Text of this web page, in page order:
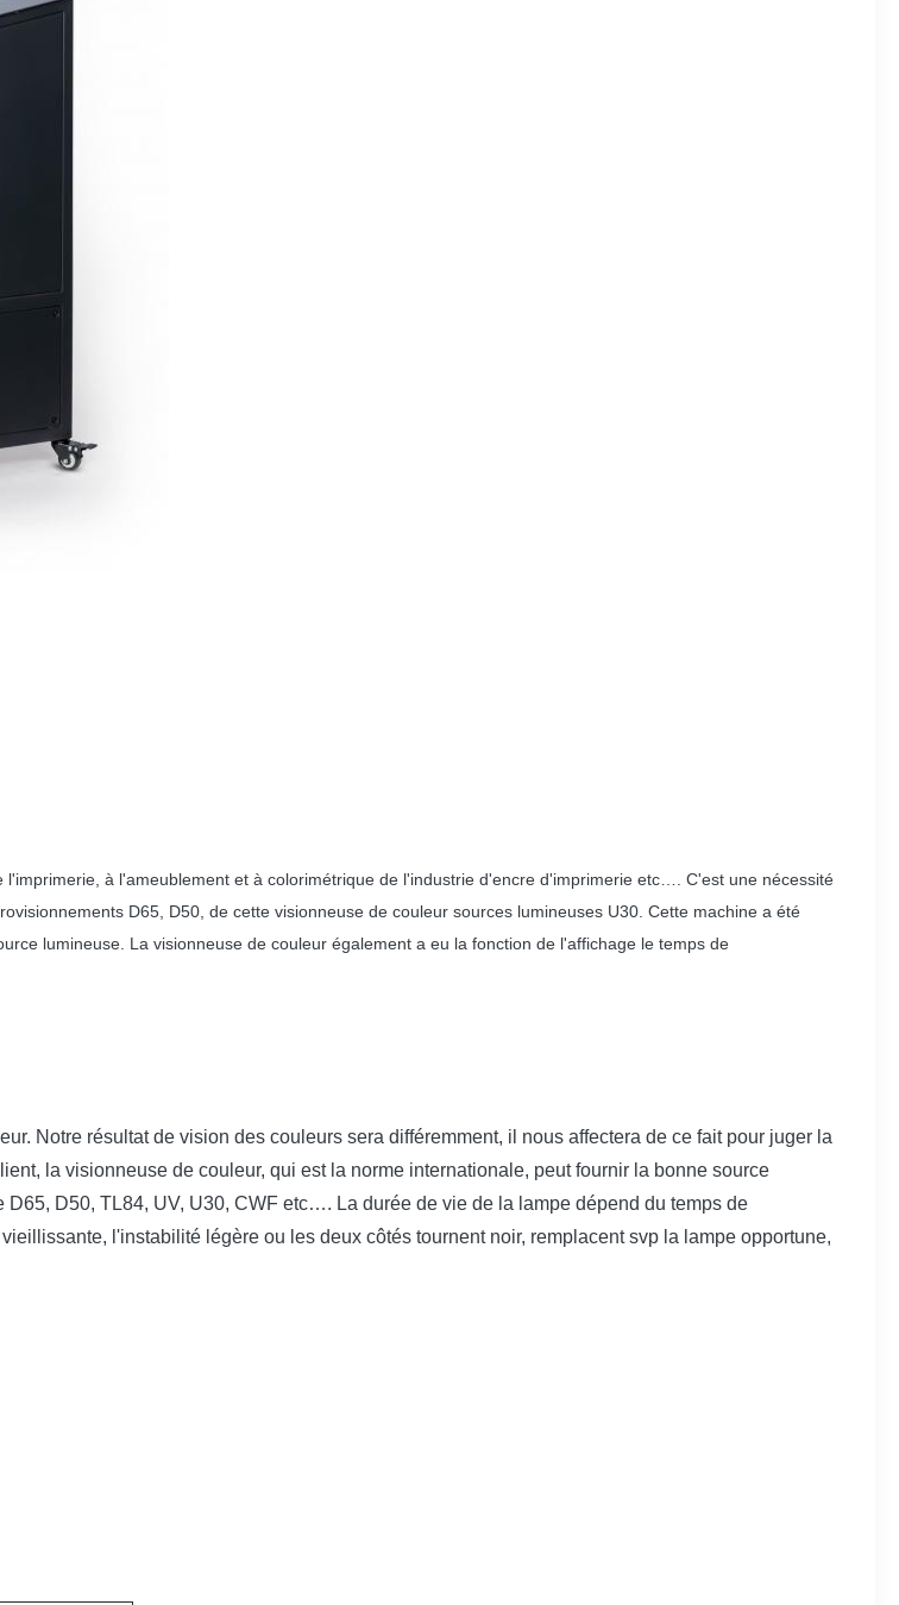
à l'ameublement et à colorimétrique de l'industrie d'encre d'imprimerie etc…. C'est une nécessité
D65, D50, de cette visionneuse de couleur sources lumineuses U30. Cette machine a été
lumineuse. La visionneuse de couleur également a eu la fonction de l'affichage le temps de
Notre résultat de vision des couleurs sera différemment, il nous affectera de ce fait pour juger la
la visionneuse de couleur, qui est la norme internationale, peut fournir la bonne source
D50, TL84, UV, U30, CWF etc…. La durée de vie de la lampe dépend du temps de
l'instabilité légère ou les deux côtés tournent noir, remplacent svp la lampe opportune,